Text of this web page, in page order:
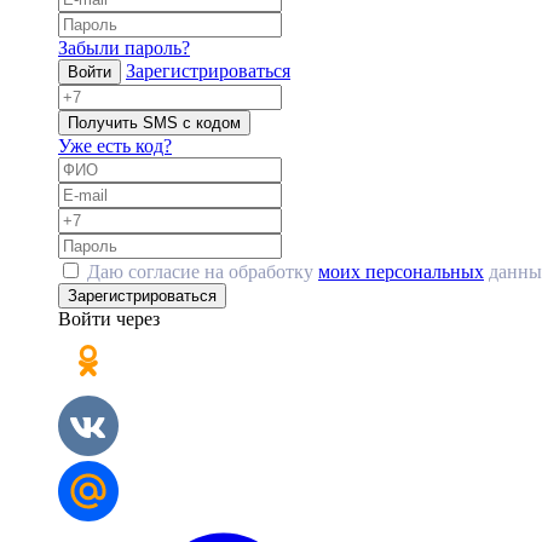
Забыли пароль?
Войти Зарегистрироваться
Получить SMS с кодом
Уже есть код?
Даю согласие на обработку моих персональных
Зарегистрироваться
Войти через